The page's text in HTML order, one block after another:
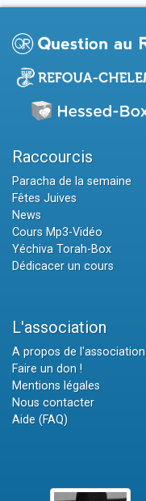
Raccourcis
Paracha de la semaine
Fêtes Juives
News
Cours Mp3-Vidéo
Yéchiva Torah-Box
Dédicacer un cours
L'association
A propos de l'association
Faire un don !
Mentions légales
Nous contacter
Aide (FAQ)